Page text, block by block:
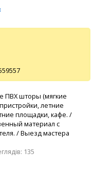
ПВХ шторы (мягкие
летние
площадки, кафе. /
материал с
/ Выезд мастера
135